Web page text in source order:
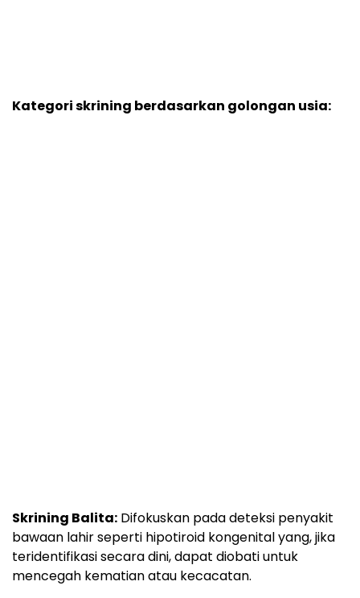
Kategori skrining berdasarkan golongan usia:
Skrining Balita: Difokuskan pada deteksi penyakit
bawaan lahir seperti hipotiroid kongenital yang, jika
teridentifikasi secara dini, dapat diobati untuk
mencegah kematian atau kecacatan.